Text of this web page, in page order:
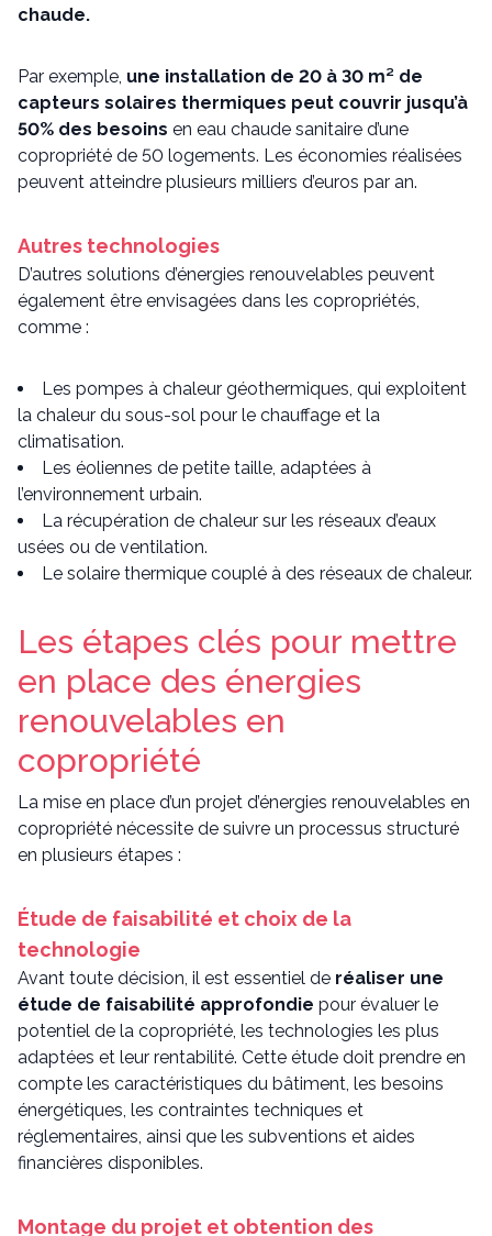
chaude.
Par exemple, une installation de 20 à 30 m² de
capteurs solaires thermiques peut couvrir jusqu’à
50% des besoins en eau chaude sanitaire d’une
copropriété de 50 logements. Les économies réalisées
peuvent atteindre plusieurs milliers d’euros par an.
Autres technologies
D’autres solutions d’énergies renouvelables peuvent
également être envisagées dans les copropriétés,
comme :
Les pompes à chaleur géothermiques, qui exploitent
la chaleur du sous-sol pour le chauffage et la
climatisation.
Les éoliennes de petite taille, adaptées à
l’environnement urbain.
La récupération de chaleur sur les réseaux d’eaux
usées ou de ventilation.
Le solaire thermique couplé à des réseaux de chaleur.
Les étapes clés pour mettre
en place des énergies
renouvelables en
copropriété
La mise en place d’un projet d’énergies renouvelables en
copropriété nécessite de suivre un processus structuré
en plusieurs étapes :
Étude de faisabilité et choix de la
technologie
Avant toute décision, il est essentiel de réaliser une
étude de faisabilité approfondie pour évaluer le
potentiel de la copropriété, les technologies les plus
adaptées et leur rentabilité. Cette étude doit prendre en
compte les caractéristiques du bâtiment, les besoins
énergétiques, les contraintes techniques et
réglementaires, ainsi que les subventions et aides
financières disponibles.
Montage du projet et obtention des